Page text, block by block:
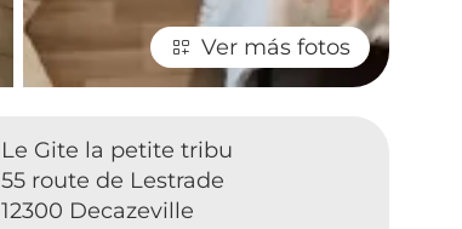
Ver más fotos
Le Gite la petite tribu
55 route de Lestrade
12300 Decazeville